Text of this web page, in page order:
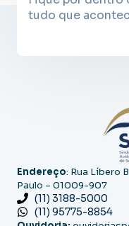
tudo que
Endereço: Rua Líbero
Paulo – 01009-907
(11) 3188-5000
(11) 95775-8854